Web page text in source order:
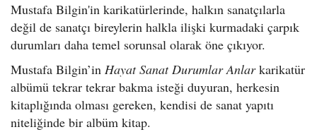
Mustafa Bilgin'in karikatürlerinde, halkın sanatçılarla
değil de sanatçı bireylerin halkla ilişki kurmadaki çarpık
durumları daha temel sorunsal olarak öne çıkıyor.
Mustafa Bilgin’in Hayat Sanat Durumlar Anlarkarikatür
albümü tekrar tekrar bakma isteği duyuran, herkesin
kitaplığında olması gereken, kendisi de sanat yapıtı
niteliğinde bir albüm kitap.